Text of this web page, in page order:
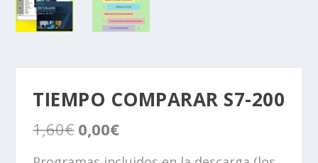
TIEMPO COMPARAR S7-200
1,60€ E
0,00€E